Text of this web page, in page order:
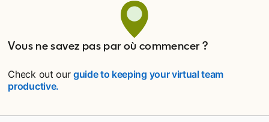
Vous ne savez pas par où commencer ?
Check out our guide to keeping your virtual team
productive.